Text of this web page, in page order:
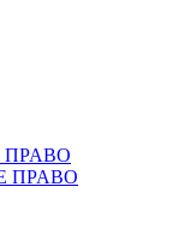
ПРАВО
ПРАВО